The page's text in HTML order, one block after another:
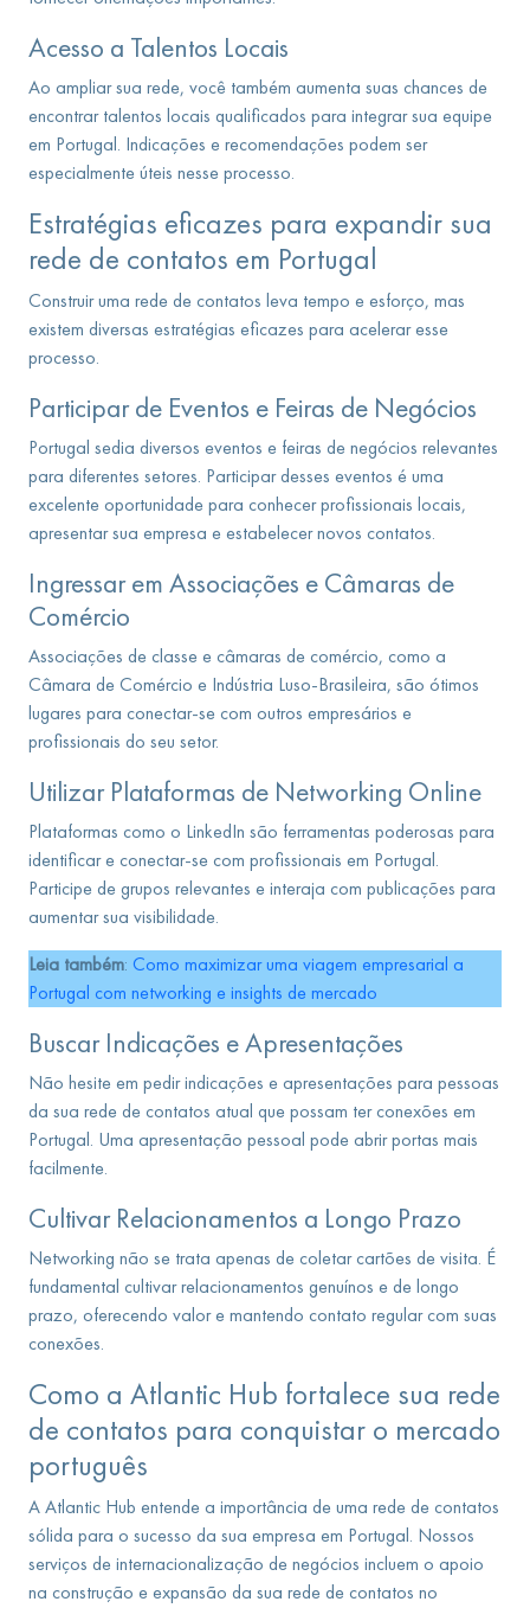
Acesso a Talentos Locais
Ao ampliar sua rede, você também aumenta suas chances de
encontrar talentos locais qualificados para integrar sua equipe
em Portugal. Indicações e recomendações podem ser
especialmente úteis nesse processo.
Estratégias eficazes para expandir sua
rede de contatos em Portugal
Construir uma rede de contatos leva tempo e esforço, mas
existem diversas estratégias eficazes para acelerar esse
processo.
Participar de Eventos e Feiras de Negócios
Portugal sedia diversos eventos e feiras de negócios relevantes
para diferentes setores. Participar desses eventos é uma
excelente oportunidade para conhecer profissionais locais,
apresentar sua empresa e estabelecer novos contatos.
Ingressar em Associações e Câmaras de
Comércio
Associações de classe e câmaras de comércio, como a
Câmara de Comércio e Indústria Luso-Brasileira, são ótimos
lugares para conectar-se com outros empresários e
profissionais do seu setor.
Utilizar Plataformas de Networking Online
Plataformas como o LinkedIn são ferramentas poderosas para
identificar e conectar-se com profissionais em Portugal.
Participe de grupos relevantes e interaja com publicações para
aumentar sua visibilidade.
Leia também: Como maximizar uma viagem empresarial a
Portugal com networking e insights de mercado
Buscar Indicações e Apresentações
Não hesite em pedir indicações e apresentações para pessoas
da sua rede de contatos atual que possam ter conexões em
Portugal. Uma apresentação pessoal pode abrir portas mais
facilmente.
Cultivar Relacionamentos a Longo Prazo
Networking não se trata apenas de coletar cartões de visita. É
fundamental cultivar relacionamentos genuínos e de longo
prazo, oferecendo valor e mantendo contato regular com suas
conexões.
Como a Atlantic Hub fortalece sua rede
de contatos para conquistar o mercado
português
A Atlantic Hub entende a importância de uma rede de contatos
sólida para o sucesso da sua empresa em Portugal. Nossos
serviços de internacionalização de negócios incluem o apoio
na construção e expansão da sua rede de contatos no